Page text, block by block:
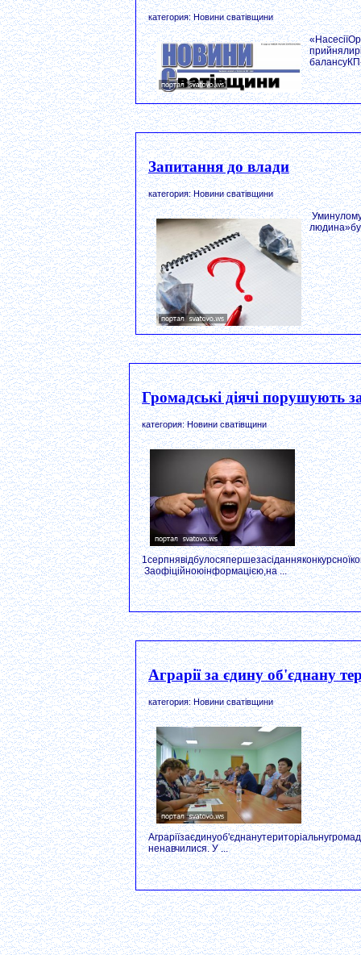
категория: Новини сватівщини
Запитання до влади
категория: Новини сватівщини
Громадські діячі порушують
категория: Новини сватівщини
Заофіційноюінформацією,на ...
Аграрії за єдину об'єднану
категория: Новини сватівщини
ненавчилися. У ...